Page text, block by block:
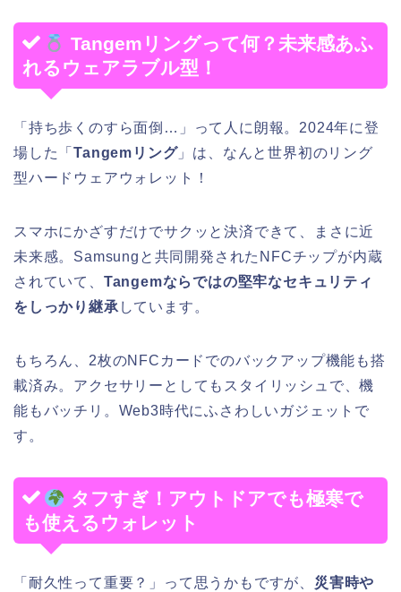
Tangemリングって何？未来感あふ
れるウェアラブル型！
「持ち歩くのすら面倒…」って人に朗報。2024年に登
場した「Tangemリング」は、なんと世界初のリング
型ハードウェアウォレット！
スマホにかざすだけでサクッと決済できて、まさに近
未来感。Samsungと共同開発されたNFCチップが内蔵
されていて、 Tangemならではの堅牢なセキュリティ
をしっかり継承 しています。
もちろん、2枚のNFCカードでのバックアップ機能も搭
載済み。アクセサリーとしてもスタイリッシュで、機
能もバッチリ。Web3時代にふさわしいガジェットで
す。
タフすぎ！アウトドアでも極寒で
も使えるウォレット
「耐久性って重要？」って思うかもですが、 災害時や